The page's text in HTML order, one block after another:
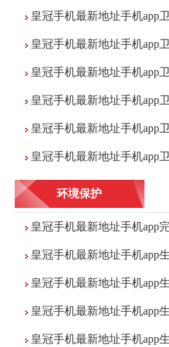
皇冠手机最新地址手机app卫生健
皇冠手机最新地址手机app卫生健康委
皇冠手机最新地址手机app卫生健康委关于
皇冠手机最新地址手机app卫生健康委
皇冠手机最新地址手机app卫生健康委
皇冠手机最新地址手机app卫生健康委关于
环境保护
皇冠手机最新地址手机app完成强制性清洁
皇冠手机最新地址手机app生态环境局关于公布2025
皇冠手机最新地址手机app生态环境监察支
皇冠手机最新地址手机app生态环境
皇冠手机最新地址手机app生态环境领